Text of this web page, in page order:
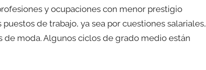
y ocupaciones con menor prestigio
de trabajo, ya sea por cuestiones salariales,
moda. Algunos ciclos de grado medio están